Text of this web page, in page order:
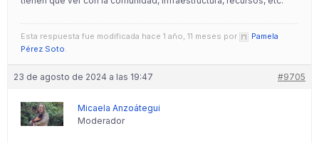
Esta respuesta fue modificada hace 1 año, 11 meses por
Pamela
Pérez Soto.
23 de agosto de 2024 a las 19:47 #9705
Micaela Anzoátegui
Moderador